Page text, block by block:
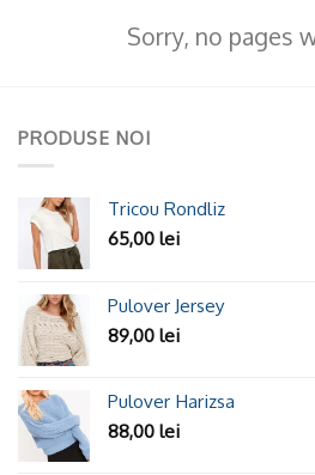
Sorry, no pages
PRODUSE NOI
Tricou Rondliz
65,00 lei
Pulover Jersey
89,00 lei
Pulover Harizsa
88,00 lei